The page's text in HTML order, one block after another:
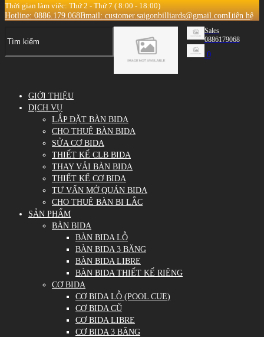
Thời gian làm việc: Thứ 2 - Thứ 7 ( 8:00 - 18:00)
Hotline: 0886.179.068Email: customer.saigonbilliards@gmail.comLiên hệ
Sales
0886179068
0
GIỚI THIỆU
DỊCH VỤ
LẮP ĐẶT BÀN BIDA
CHO THUÊ BÀN BIDA
SỬA CƠ BIDA
THIẾT KẾ CLB BIDA
THAY VẢI BÀN BIDA
THIẾT KẾ CƠ BIDA
TƯ VẤN MỞ QUÁN BIDA
CHO THUÊ BÀN BI LẮC
SẢN PHẨM
BÀN BIDA
BÀN BIDA LỖ
BÀN BIDA 3 BĂNG
BÀN BIDA LIBRE
BÀN BIDA THIẾT KẾ RIÊNG
CƠ BIDA
CƠ BIDA LỖ (POOL CUE)
CƠ BIDA CŨ
CƠ BIDA LIBRE
CƠ BIDA 3 BĂNG